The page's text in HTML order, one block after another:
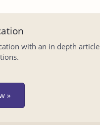
with an in depth article
»